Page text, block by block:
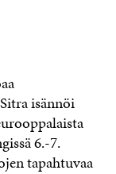
isännöi
6.-7.
tapahtuvaa